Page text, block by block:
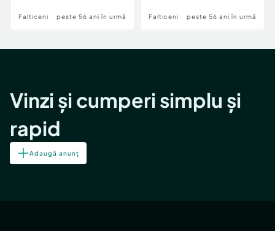
Falticeni peste 56 ani în urmă Falticeni peste 56 ani în urmă
Vinzi și cumperi simplu și
rapid
Adaugă anunț